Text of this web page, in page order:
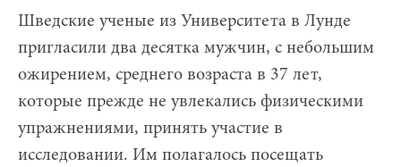
Шведские ученые из Университета в Лунде
пригласили два десятка мужчин, с небольшим
ожирением, среднего возраста в 37 лет,
которые прежде не увлекались физическими
упражнениями, принять участие в
исследовании. Им полагалось посещать